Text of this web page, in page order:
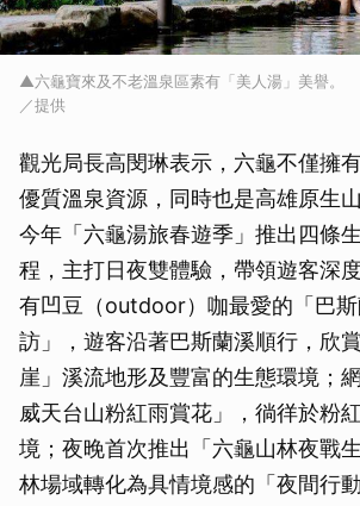
▲六龜寶來及不老溫泉區素有「美人湯」美譽。
／提供
觀光局長高閔琳表示，六龜不僅擁
優質溫泉資源，同時也是高雄原生
今年「六龜湯旅春遊季」推出四條
程，主打日夜雙體驗，帶領遊客深
有凹豆（outdoor）咖最愛的「巴
訪」，遊客沿著巴斯蘭溪順行，欣
崖」溪流地形及豐富的生態環境；
威天台山粉紅雨賞花」，徜徉於粉
境；夜晚首次推出「六龜山林夜戰
林場域轉化為具情境感的「夜間行